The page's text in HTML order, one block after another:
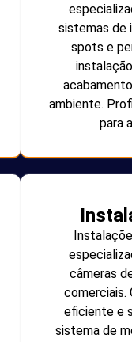
sistemas de
spots e
ambiente.
para
câmeras
comerciais.
eficiente e
sistema de